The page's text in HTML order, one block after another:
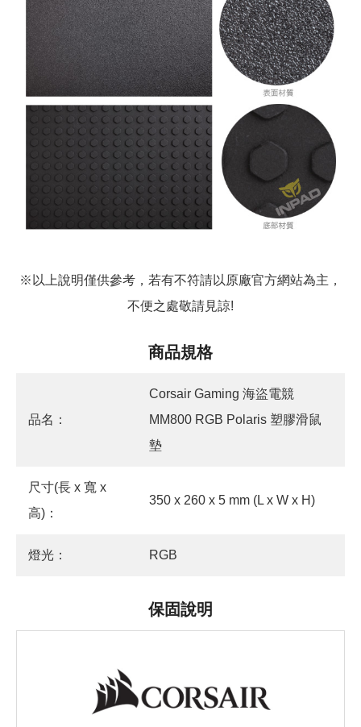
※以上說明僅供參考，若有不符請以原廠官方網站為主，
不便之處敬請見諒!
商品規格
品名：
Corsair Gaming 海盜電競
MM800 RGB Polaris 塑膠滑鼠
墊
尺寸(長 x 寬 x
高)：
350 x 260 x 5 mm (L x W x H)
燈光： RGB
保固說明